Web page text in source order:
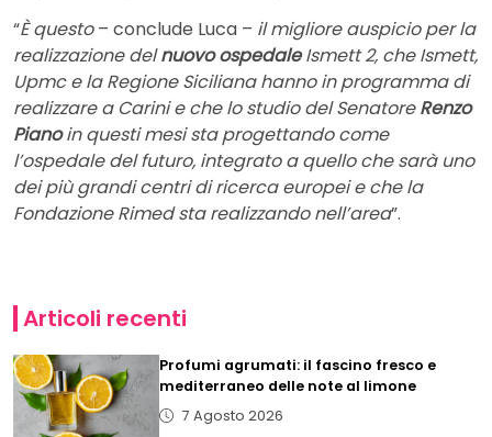
“È questo– conclude Luca – il migliore auspicio per la
realizzazione delnuovo ospedaleIsmett 2, che Ismett,
Upmc e la Regione Siciliana hanno in programma di
realizzare a Carini e che lo studio del SenatoreRenzo
Pianoin questi mesi sta progettando come
l’ospedale del futuro, integrato a quello che sarà uno
dei più grandi centri di ricerca europei e che la
Fondazione Rimed sta realizzando nell’area”.
Articoli recenti
Profumi agrumati: il fascino fresco e
mediterraneo delle note al limone
7 Agosto 2026